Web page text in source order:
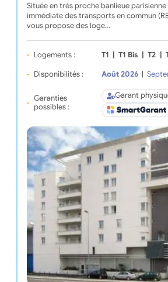
Située en très proche banlieue
immédiate des transports en commun
vous propose des loge…
Logements : T1 T1 Bis T2
Disponibilités : Août 2026
Garanties
possibles :
Garant